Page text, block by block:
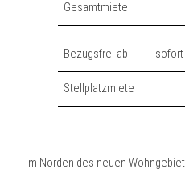
Gesamtmiete
Bezugsfrei ab sofort
Stellplatzmiete
Im Norden des neuen